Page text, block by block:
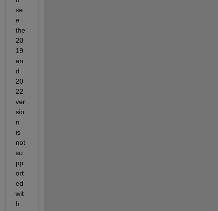
se
e
the
20
19
an
d
20
22
ver
sio
n
is
not
su
pp
ort
ed
wit
h